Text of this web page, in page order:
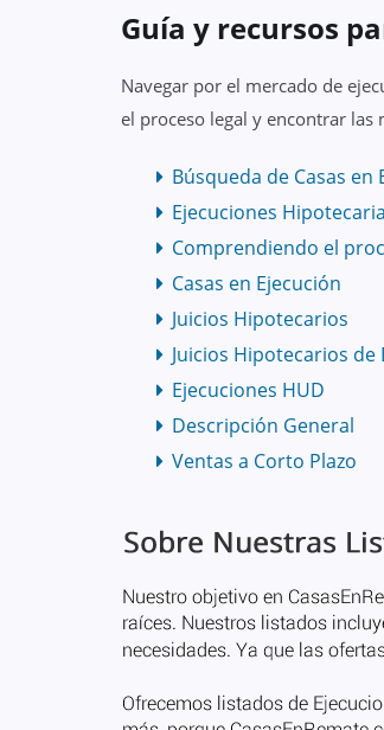
Guía y recursos
Navegar por el mercado de
el proceso legal y encontrar
Búsqueda de Casas en
Ejecuciones
Comprendiendo el
Casas en Ejecución
Juicios Hipotecarios
Juicios Hipotecarios de
Ejecuciones HUD
Descripción General
Ventas a Corto Plazo